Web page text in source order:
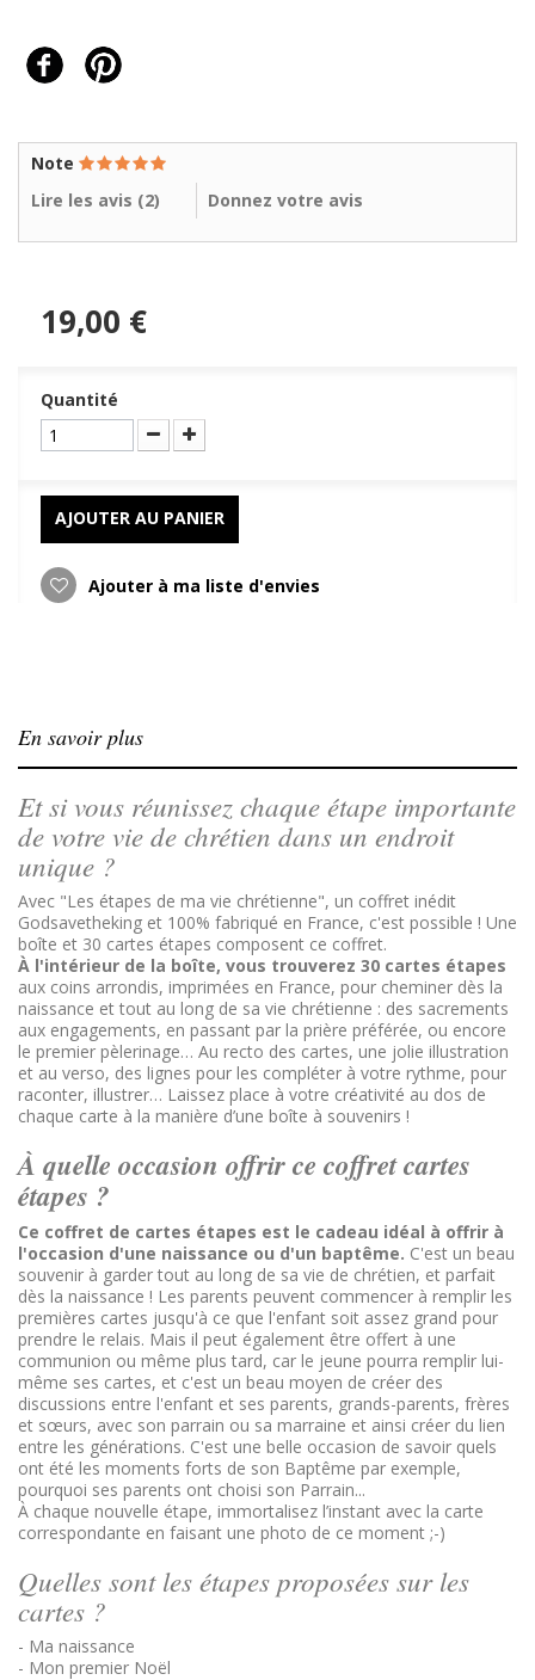
Note
Lire les avis (2) Donnez votre avis
19,00 €
Quantité
AJOUTER AU PANIER
Ajouter à ma liste d'envies
En savoir plus
Et si vous réunissez chaque étape importante
de votre vie de chrétien dans un endroit
unique ?
Avec "Les étapes de ma vie chrétienne", un coffret inédit
Godsavetheking et 100% fabriqué en France, c'est possible ! Une
boîte et 30 cartes étapes composent ce coffret.
À l'intérieur de la boîte, vous trouverez 30 cartes étapes
aux coins arrondis, imprimées en France, pour cheminer dès la
naissance et tout au long de sa vie chrétienne : des sacrements
aux engagements, en passant par la prière préférée, ou encore
le premier pèlerinage… Au recto des cartes, une jolie illustration
et au verso, des lignes pour les compléter à votre rythme, pour
raconter, illustrer… Laissez place à votre créativité au dos de
chaque carte à la manière d’une boîte à souvenirs !
À quelle occasion offrir ce coffret cartes
étapes ?
Ce coffret de cartes étapes est le cadeau idéal à offrir à
l'occasion d'une naissance ou d'un baptême. C'est un beau
souvenir à garder tout au long de sa vie de chrétien, et parfait
dès la naissance ! Les parents peuvent commencer à remplir les
premières cartes jusqu'à ce que l'enfant soit assez grand pour
prendre le relais. Mais il peut également être offert à une
communion ou même plus tard, car le jeune pourra remplir lui-
même ses cartes, et c'est un beau moyen de créer des
discussions entre l'enfant et ses parents, grands-parents, frères
et sœurs, avec son parrain ou sa marraine et ainsi créer du lien
entre les générations. C'est une belle occasion de savoir quels
ont été les moments forts de son Baptême par exemple,
pourquoi ses parents ont choisi son Parrain...
À chaque nouvelle étape, immortalisez l’instant avec la carte
correspondante en faisant une photo de ce moment ;-)
Quelles sont les étapes proposées sur les
cartes ?
- Ma naissance
- Mon premier Noël